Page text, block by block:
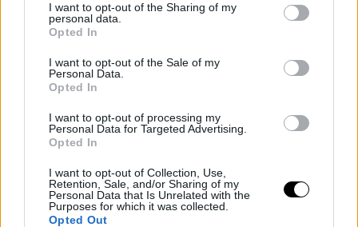
I want to opt-out of the Sharing of my
personal data.
Opted In
I want to opt-out of the Sale of my
Personal Data.
Opted In
I want to opt-out of processing my
Personal Data for Targeted Advertising.
Opted In
I want to opt-out of Collection, Use,
Retention, Sale, and/or Sharing of my
Personal Data that Is Unrelated with the
Purposes for which it was collected.
Opted Out